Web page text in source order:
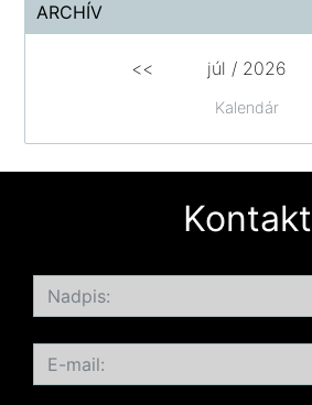
ARCHÍV
Kalendár
<< júl / 2026
Kontakt